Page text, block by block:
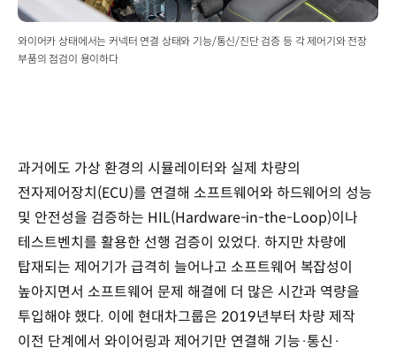
와이어카 상태에서는 커넥터 연결 상태와 기능/통신/진단 검증 등 각 제어기와 전장
부품의 점검이 용이하다
과거에도 가상 환경의 시뮬레이터와 실제 차량의
전자제어장치(ECU)를 연결해 소프트웨어와 하드웨어의 성능
및 안전성을 검증하는 HIL(Hardware-in-the-Loop)이나
테스트벤치를 활용한 선행 검증이 있었다. 하지만 차량에
탑재되는 제어기가 급격히 늘어나고 소프트웨어 복잡성이
높아지면서 소프트웨어 문제 해결에 더 많은 시간과 역량을
투입해야 했다. 이에 현대차그룹은 2019년부터 차량 제작
이전 단계에서 와이어링과 제어기만 연결해 기능·통신·